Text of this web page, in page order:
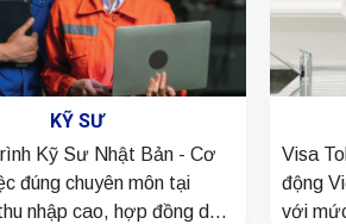
KỸ SƯ
Kỹ Sư Nhật Bản - Cơ
đúng chuyên môn tại
nhập cao, hợp đồng dài
Visa
động
với